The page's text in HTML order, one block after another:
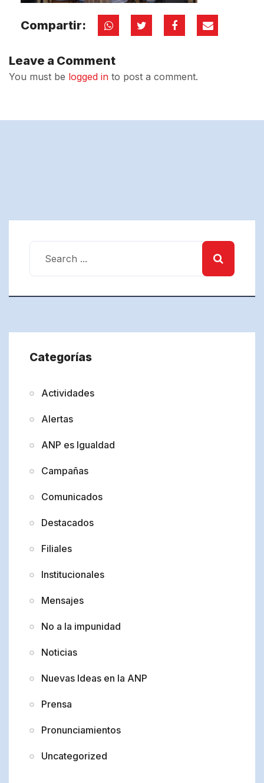
Compartir:
Leave a Comment
You must be logged in to post a comment.
Categorías
Actividades
Alertas
ANP es Igualdad
Campañas
Comunicados
Destacados
Filiales
Institucionales
Mensajes
No a la impunidad
Noticias
Nuevas Ideas en la ANP
Prensa
Pronunciamientos
Uncategorized